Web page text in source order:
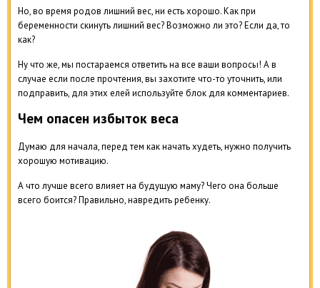
Но, во время родов лишний вес, ни есть хорошо. Как при
беременности скинуть лишний вес? Возможно ли это? Если да, то
как?
Ну что же, мы постараемся ответить на все ваши вопросы! А в
случае если после прочтения, вы захотите что-то уточнить, или
подправить, для этих елей используйте блок для комментариев.
Чем опасен избыток веса
Думаю для начала, перед тем как начать худеть, нужно получить
хорошую мотивацию.
А что лучше всего влияет на будущую маму? Чего она больше
всего боится? Правильно, навредить ребенку.